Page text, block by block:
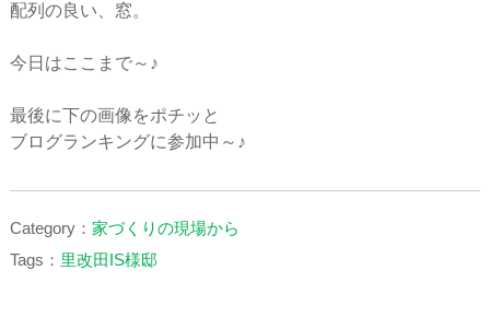
配列の良い、窓。
今日はここまで～♪
最後に下の画像をポチッと
ブログランキングに参加中～♪
Category： 家づくりの現場から
Tags： 里改田IS様邸